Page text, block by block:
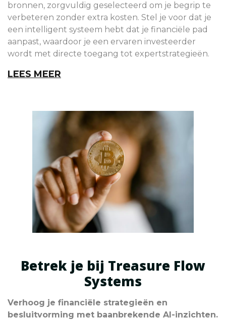
bronnen, zorgvuldig geselecteerd om je begrip te
verbeteren zonder extra kosten. Stel je voor dat je
een intelligent systeem hebt dat je financiële pad
aanpast, waardoor je een ervaren investeerder
wordt met directe toegang tot expertstrategieën.
LEES MEER
Betrek je bij Treasure Flow
Systems
Verhoog je financiële strategieën en
besluitvorming met baanbrekende AI-inzichten.